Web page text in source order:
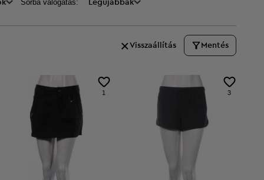
Sorba válogatás: Legújabbak
Visszaállítás Mentés
1 3